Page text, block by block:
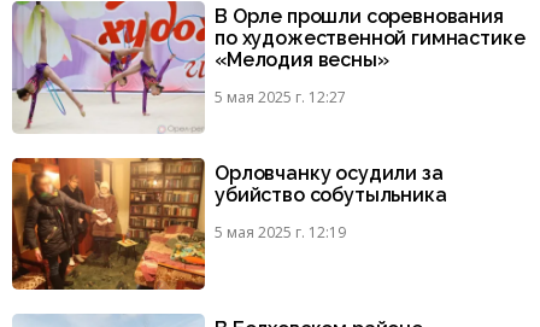
В Орле прошли соревнования
по художественной гимнастике
«Мелодия весны»
5 мая 2025 г. 12:27
Орловчанку осудили за
убийство собутыльника
5 мая 2025 г. 12:19